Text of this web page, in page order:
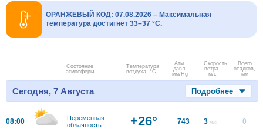
ОРАНЖЕВЫЙ КОД: 07.08.2026 – Максимальная
температура достигнет 33–37 °C.
Состояние
атмосферы
Температура
воздуха, °C
Атм.
давл.
мм/Hg
Скорость
ветра.
м/с
Всего
осадков,
мм
Сегодня, 7 Августа Подробнее
08:00
Переменная
облачность
+26° 743 3 м/с 0